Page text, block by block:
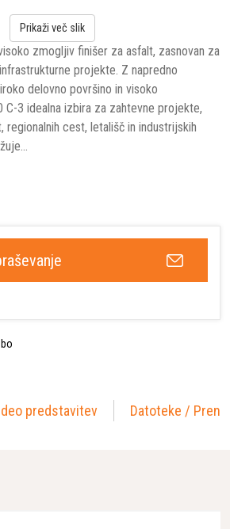
zmogljiv finišer za asfalt, zasnovan za
projekte. Z napredno
delovno površino in visoko
3 idealna izbira za zahtevne projekte,
cest, letališč in industrijskih
Prikaži več slik
predstavitev Datoteke /